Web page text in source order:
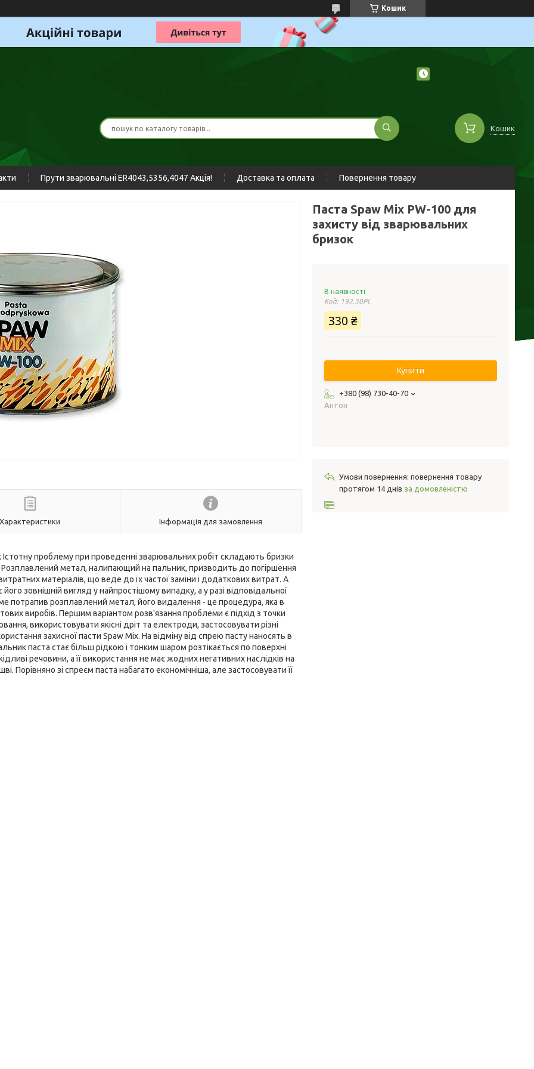
Кошик
Кошик
Прути зварювальні ER4043,5356,4047 Акція! Доставка та оплата Повернення товару
Характеристики Інформація для замовлення
проблему при проведенні зварювальних робіт складають бризки
метал, налипающий на пальник, призводить до погіршення
матеріалів, що веде до їх частої заміни і додаткових витрат. А
зовнішній вигляд у найпростішому випадку, а у разі відповідальної
потрапив розплавлений метал, його видалення - це процедура, яка в
виробів. Першим варіантом розв'язання проблеми є підхід з точки
використовувати якісні дріт та електроди, застосовувати різні
захисної пасти Spaw Mix. На відміну від спрею пасту наносять в
паста стає більш рідкою і тонким шаром розтікається по поверхні
речовини, а її використання не має жодних негативних наслідків на
Порівняно зі спреєм паста набагато економічніша, але застосовувати її
Паста Spaw Mix PW-100 для
захисту від зварювальних
бризок
В наявності
Код: 192.30PL
330 ₴
Купити
+380 (98) 730-40-70
Антон
повернення товару
протягом 14 днів за домовленістю